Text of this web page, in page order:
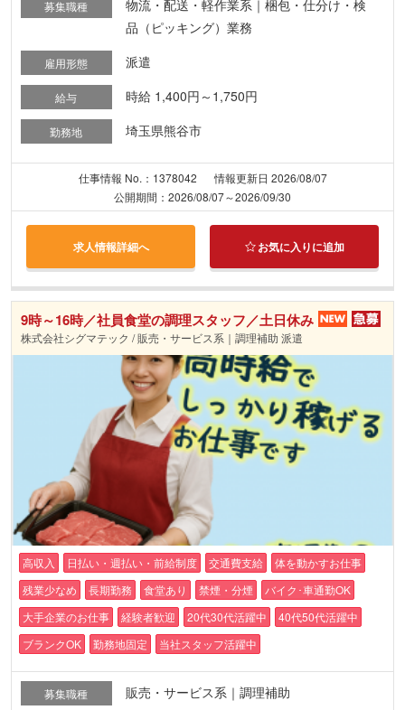
募集職種
物流・配送・軽作業系｜梱包・仕分け・検
品（ピッキング）業務
雇用形態 派遣
給与 時給 1,400円～1,750円
勤務地 埼玉県熊谷市
仕事情報 No.：1378042
情報更新日 2026/08/07
公開期間：2026/08/07～2026/09/30
求人情報詳細へ お気に入りに追加
9時～16時／社員食堂の調理スタッフ／土日休み
株式会社シグマテック / 販売・サービス系｜調理補助 派遣
高収入 日払い・週払い・前給制度 交通費支給
体を動かすお仕事
残業少なめ
長期勤務 食堂あり 禁煙・分煙
バイク･車通勤OK
大手企業のお仕事
経験者歓迎 20代30代活躍中
40代50代活躍中
ブランクOK
勤務地固定 当社スタッフ活躍中
募集職種 販売・サービス系｜調理補助